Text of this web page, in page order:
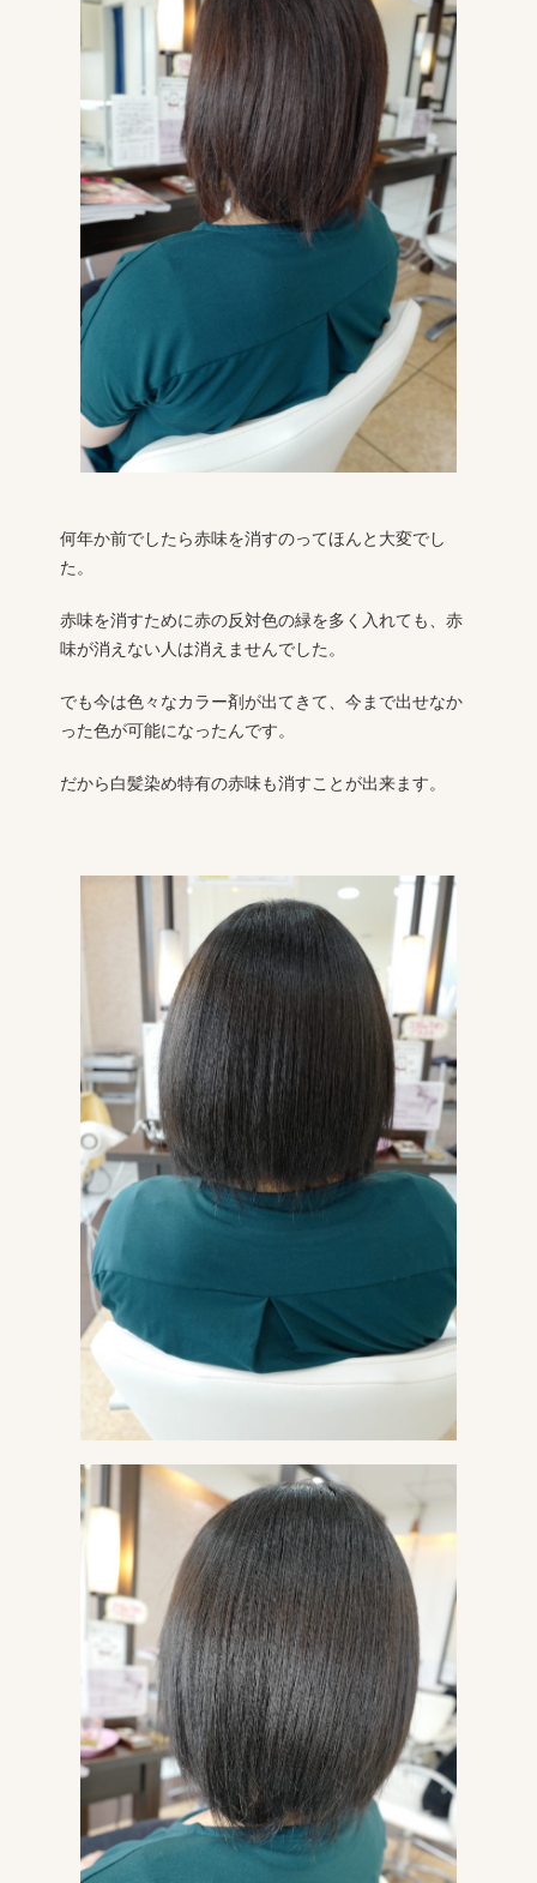
何年か前でしたら赤味を消すのってほんと大変でし
た。
赤味を消すために赤の反対色の緑を多く入れても、赤
味が消えない人は消えませんでした。
でも今は色々なカラー剤が出てきて、今まで出せなか
った色が可能になったんです。
だから白髪染め特有の赤味も消すことが出来ます。